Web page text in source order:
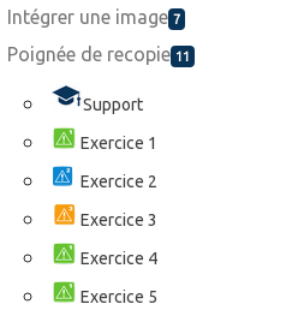
Intégrer une image 7
Poignée de recopie 11
Support
Exercice 1
Exercice 2
Exercice 3
Exercice 4
Exercice 5